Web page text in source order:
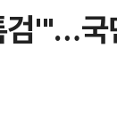
'"…